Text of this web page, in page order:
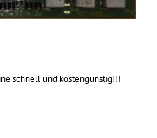
schnell und kostengünstig!!!